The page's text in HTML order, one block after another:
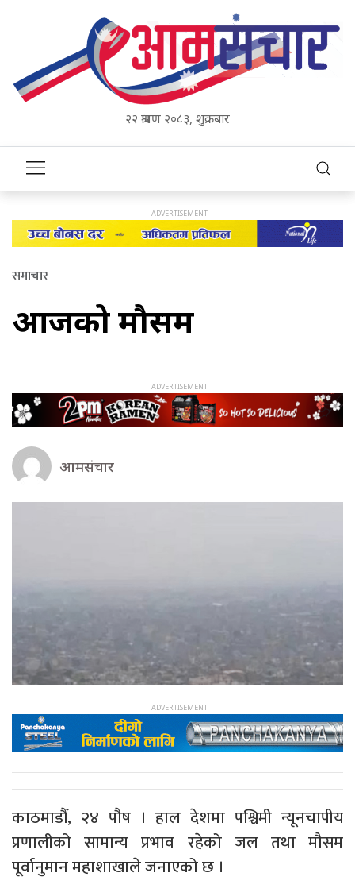
२२ श्रावण २०८३, शुक्रबार
समाचार
आजको मौसम
आमसंचार
काठमाडौँ, २४ पौष । हाल देशमा पश्चिमी न्यूनचापीय
प्रणालीको सामान्य प्रभाव रहेको जल तथा मौसम
पूर्वानुमान महाशाखाले जनाएको छ ।